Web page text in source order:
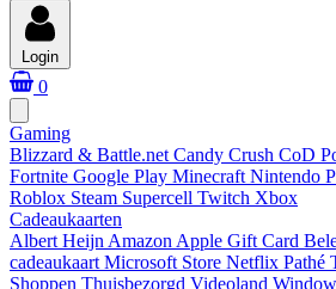
Login
0
Gaming
Blizzard & Battle.net Candy Crush CoD
Fortnite Google Play Minecraft Nintendo
Roblox Steam Supercell Twitch Xbox
Cadeaukaarten
Albert Heijn Amazon Apple Gift Card
cadeaukaart Microsoft Store Netflix Pathé
Shoppen Thuisbezorgd Videoland